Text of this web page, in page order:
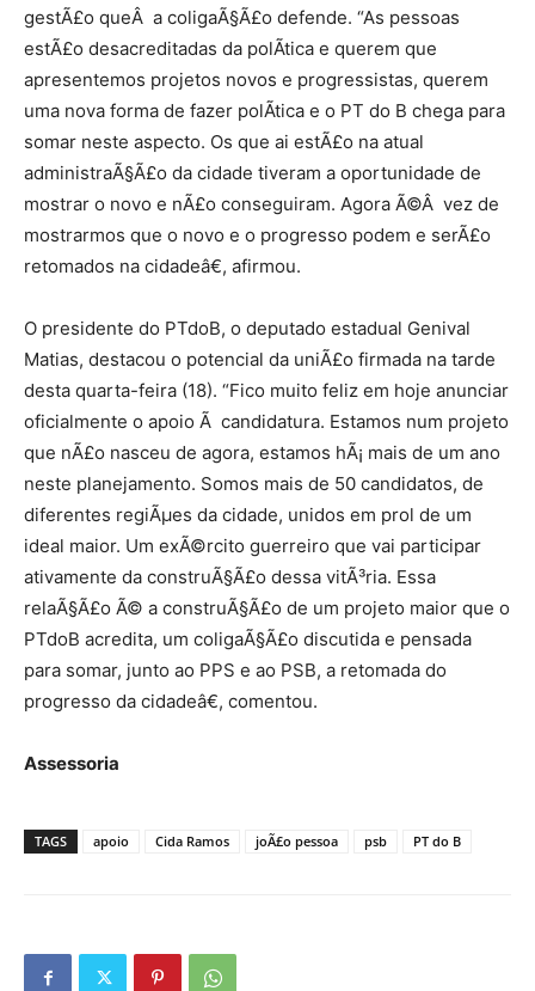
gestÃ£o queÂ a coligaÃ§Ã£o defende. “As pessoas
estÃ£o desacreditadas da polÃ­tica e querem que
apresentemos projetos novos e progressistas, querem
uma nova forma de fazer polÃ­tica e o PT do B chega para
somar neste aspecto. Os que ai estÃ£o na atual
administraÃ§Ã£o da cidade tiveram a oportunidade de
mostrar o novo e nÃ£o conseguiram. Agora Ã©Â vez de
mostrarmos que o novo e o progresso podem e serÃ£o
retomados na cidadeâ€, afirmou.
O presidente do PTdoB, o deputado estadual Genival
Matias, destacou o potencial da uniÃ£o firmada na tarde
desta quarta-feira (18). “Fico muito feliz em hoje anunciar
oficialmente o apoio Ã candidatura. Estamos num projeto
que nÃ£o nasceu de agora, estamos hÃ¡ mais de um ano
neste planejamento. Somos mais de 50 candidatos, de
diferentes regiÃµes da cidade, unidos em prol de um
ideal maior. Um exÃ©rcito guerreiro que vai participar
ativamente da construÃ§Ã£o dessa vitÃ³ria. Essa
relaÃ§Ã£o Ã© a construÃ§Ã£o de um projeto maior que o
PTdoB acredita, um coligaÃ§Ã£o discutida e pensada
para somar, junto ao PPS e ao PSB, a retomada do
progresso da cidadeâ€, comentou.
Assessoria
TAGS apoio Cida Ramos joÃ£o pessoa psb PT do B